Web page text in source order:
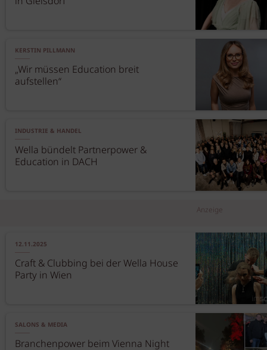
KERSTIN PILLMANN
„Wir müssen Education breit
aufstellen“
INDUSTRIE & HANDEL
Wella bündelt Partnerpower &
Education in DACH
Anzeige
12.11.2025
Craft & Clubbing bei der Wella House
Party in Wien
SALONS & MEDIA
Branchenpower beim Vienna Night